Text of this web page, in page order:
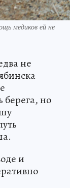
медиков ей не
не
берега, но
и